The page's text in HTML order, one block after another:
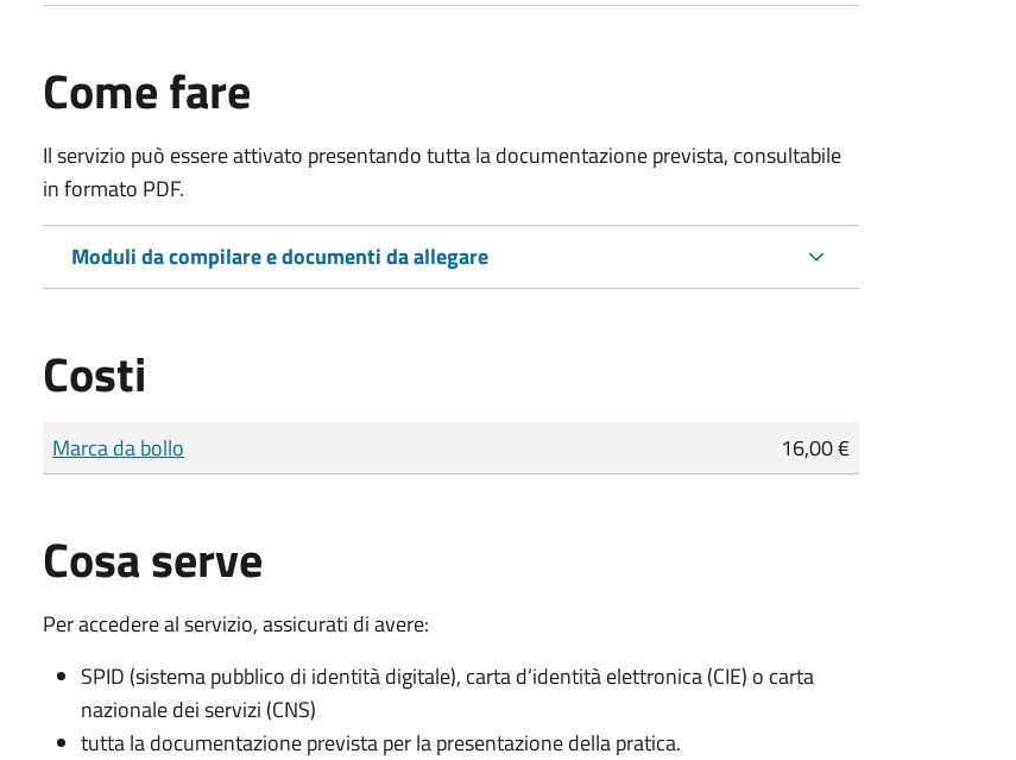
Come fare
Il servizio può essere attivato presentando tutta la documentazione prevista, consultabile
in formato PDF.
Moduli da compilare e documenti da allegare
Costi
Tipo di pagamento
Importo
Marca da bollo 16,00 €
Cosa serve
Per accedere al servizio, assicurati di avere:
SPID (sistema pubblico di identità digitale), carta d’identità elettronica (CIE) o carta
nazionale dei servizi (CNS)
tutta la documentazione prevista per la presentazione della pratica.